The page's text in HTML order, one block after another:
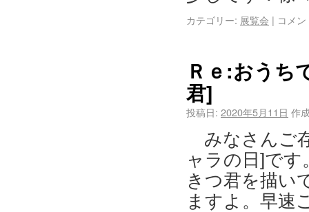
カテゴリー: 展覧会 | コメ
Ｒｅ:おうち
君]
投稿日: 2020年5月11日 作
みなさんご
ャラの日]で
きつ君を描い
ますよ。早速